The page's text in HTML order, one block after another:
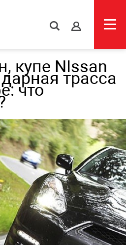
s
купе NIssan
трасса
что